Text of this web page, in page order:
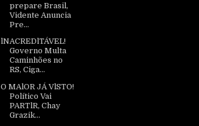
prepare Brasil,
Vidente Anuncia
Pre...
lNACREDlTÁVEL!
Governo Multa
Caminhões no
RS, Ciga...
O MAlOR JÁ VlSTO!
Político Vai
PARTlR, Chay
Grazik...